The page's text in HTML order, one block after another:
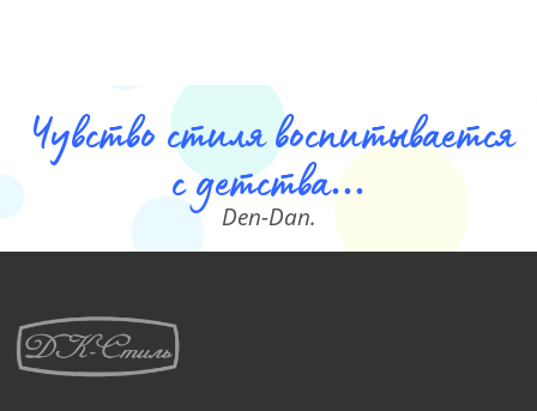
Чувство стиля воспитывается
с детства...
Den-Dan.